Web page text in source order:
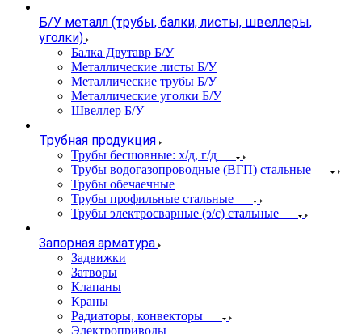
Б/У металл (трубы, балки, листы, швеллеры,
уголки)
Балка Двутавр Б/У
Металлические листы Б/У
Металлические трубы Б/У
Металлические уголки Б/У
Швеллер Б/У
Трубная продукция
Трубы бесшовные: х/д, г/д
Трубы водогазопроводные (ВГП) стальные
Трубы обечаечные
Трубы профильные стальные
Трубы электросварные (э/с) стальные
Запорная арматура
Задвижки
Затворы
Клапаны
Краны
Радиаторы, конвекторы
Электроприводы